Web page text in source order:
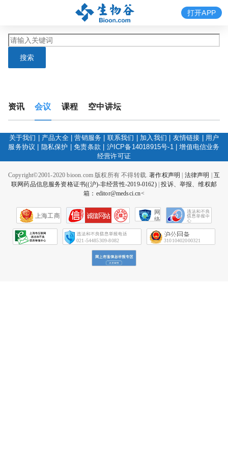
搜索
打开APP
资讯 会议 课程 空中讲坛
关于我们 产品大全|营销服务 联系我们 加入我们 友情链接
用户
服务协议
隐私保护 |免责条款 沪ICP备14018915号-1|增值电信业务
经营许可证
Copyright©2001-2020 bioon.com 版权所有 不得转载.著作权声明 法律声明
互
联网药品信息服务资格证书((沪)-非经营性-2019-0162)|投诉、举报、维权邮
箱：editor@medsci.cn<
上海工商
网
络
会
征
021-54485309-8082 31010402000321